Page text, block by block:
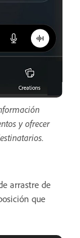
y ofrecer
arrastre de
que